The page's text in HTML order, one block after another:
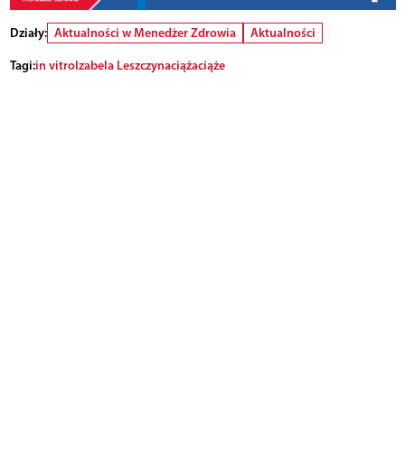
Działy: Aktualności w Menedżer Zdrowia
Aktualności
Tagi:in vitroIzabela Leszczynaciążaciąże